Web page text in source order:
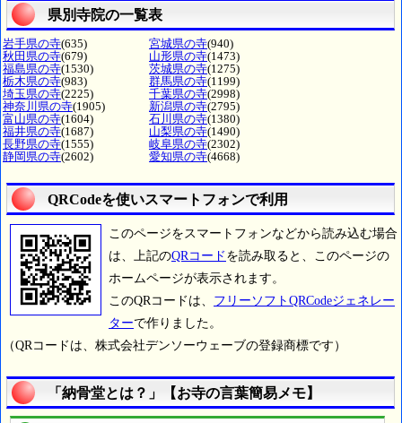
県別寺院の一覧表
岩手県の寺(635) 宮城県の寺(940)
秋田県の寺(679) 山形県の寺(1473)
福島県の寺(1530) 茨城県の寺(1275)
栃木県の寺(983) 群馬県の寺(1199)
埼玉県の寺(2225) 千葉県の寺(2998)
神奈川県の寺(1905) 新潟県の寺(2795)
富山県の寺(1604) 石川県の寺(1380)
福井県の寺(1687) 山梨県の寺(1490)
長野県の寺(1555) 岐阜県の寺(2302)
静岡県の寺(2602) 愛知県の寺(4668)
QRCodeを使いスマートフォンで利用
このページをスマートフォンなどから読み込む場合
は、上記のQRコード を読み取ると、このページの
ホームページが表示されます。
このQRコードは、 フリーソフトQRCodeジェネレー
ターで作りました。
（QRコードは、株式会社デンソーウェーブの登録商標です）
「納骨堂とは？」【お寺の言葉簡易メモ】